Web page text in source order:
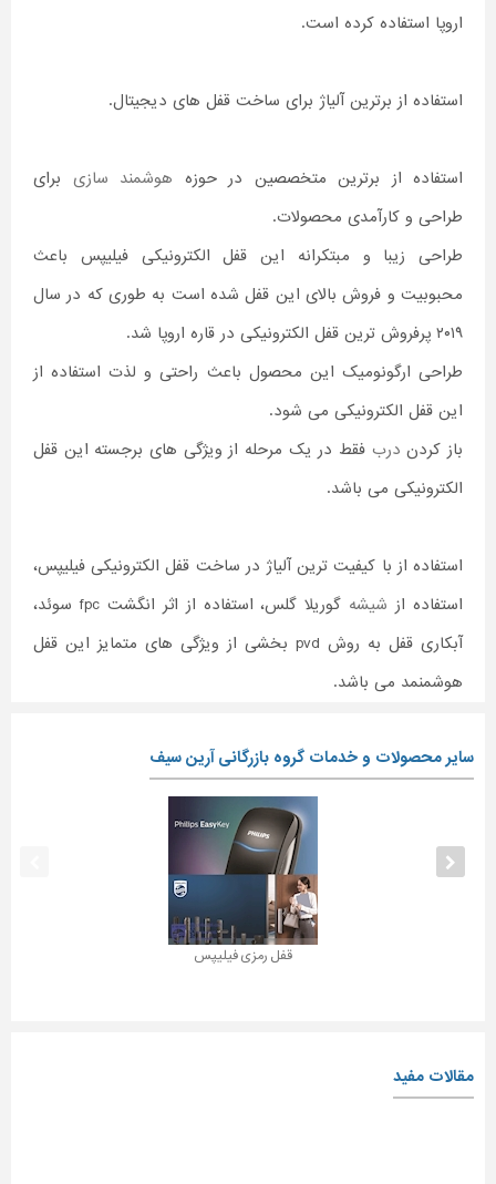
اروپا استفاده کرده است.
استفاده از برترین آلیاژ برای ساخت قفل های دیجیتال.
استفاده از برترین متخصصین در حوزه هوشمند سازی برای
طراحی و کارآمدی محصولات.
طراحی زیبا و مبتکرانه این قفل الکترونیکی فیلیپس باعث
محبوبیت و فروش بالای این قفل شده است به طوری که در سال
۲۰۱۹ پرفروش ترین قفل الکترونیکی در قاره اروپا شد.
طراحی ارگونومیک این محصول باعث راحتی و لذت استفاده از
این قفل الکترونیکی می شود.
باز کردن درب فقط در یک مرحله از ویژگی های برجسته این قفل
الکترونیکی می باشد.
استفاده از با کیفیت ترین آلیاژ در ساخت قفل الکترونیکی فیلیپس،
استفاده از شیشه
گوریلا گلس، استفاده از اثر انگشت fpc سوئد،
آبکاری قفل به روش pvd بخشی از ویژگی های متمایز این قفل
هوشمنمد می باشد.
سایر محصولات و خدمات گروه بازرگانی آرین سیف
قفل رمزی فیلیپس
مقالات مفید